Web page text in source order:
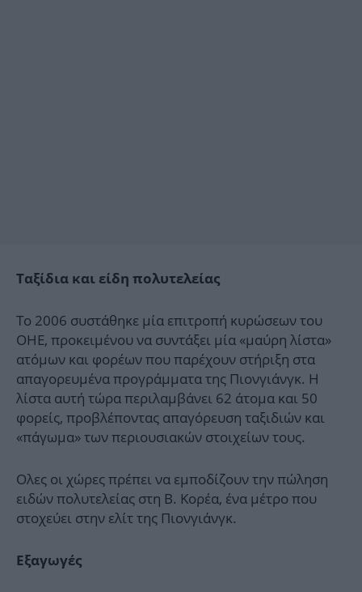
Ταξίδια και είδη πολυτελείας
Το 2006 συστάθηκε μία επιτροπή κυρώσεων του
ΟΗΕ, προκειμένου να συντάξει μία «μαύρη λίστα»
ατόμων και φορέων που παρέχουν στήριξη στα
απαγορευμένα προγράμματα της Πιονγιάνγκ. Η
λίστα αυτή τώρα περιλαμβάνει 62 άτομα και 50
φορείς, προβλέποντας απαγόρευση ταξιδιών και
«πάγωμα» των περιουσιακών στοιχείων τους.
Ολες οι χώρες πρέπει να εμποδίζουν την πώληση
ειδών πολυτελείας στη Β. Κορέα, ένα μέτρο που
στοχεύει στην ελίτ της Πιονγιάνγκ.
Εξαγωγές